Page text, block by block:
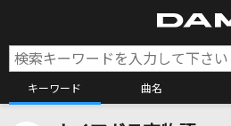
キーワード 曲名